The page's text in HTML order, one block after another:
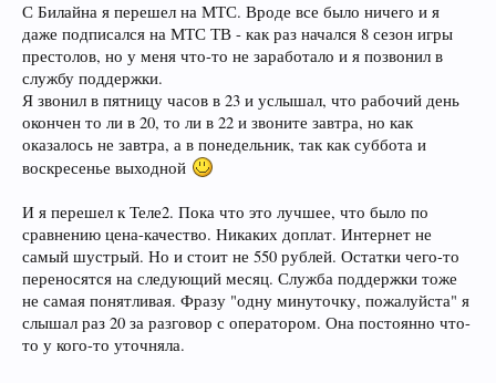
С Билайна я перешел на МТС. Вроде все было ничего и я
даже подписался на МТС ТВ - как раз начался 8 сезон игры
престолов, но у меня что-то не заработало и я позвонил в
службу поддержки.
Я звонил в пятницу часов в 23 и услышал, что рабочий день
окончен то ли в 20, то ли в 22 и звоните завтра, но как
оказалось не завтра, а в понедельник, так как суббота и
воскресенье выходной
И я перешел к Теле2. Пока что это лучшее, что было по
сравнению цена-качество. Никаких доплат. Интернет не
самый шустрый. Но и стоит не 550 рублей. Остатки чего-то
переносятся на следующий месяц. Служба поддержки тоже
не самая понятливая. Фразу "одну минуточку, пожалуйста" я
слышал раз 20 за разговор с оператором. Она постоянно что-
то у кого-то уточняла.